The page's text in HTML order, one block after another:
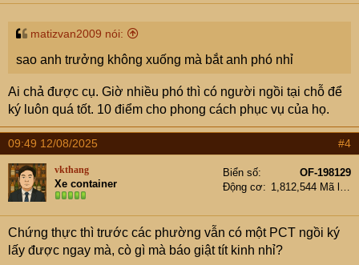
s
matizvan2009 nói:
sao anh trưởng không xuống mà bắt anh phó nhỉ
Ai chả được cụ. Giờ nhiều phó thì có người ngồi tại chỗ để
ký luôn quá tốt. 10 điểm cho phong cách phục vụ của họ.
09:49 12/08/2025 #4
vkthang
Xe container
Biển số
OF-198129
Động cơ
Chứng thực thì trước các phường vẫn có một PCT ngồi ký
lấy được ngay mà, cò gì mà báo giật tít kinh nhỉ?